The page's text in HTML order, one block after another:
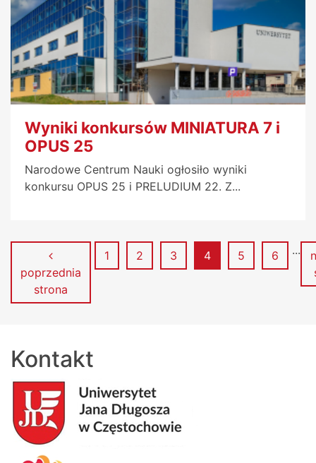
Wyniki konkursów MINIATURA 7 i
OPUS 25
Narodowe Centrum Nauki ogłosiło wyniki
konkursu OPUS 25 i PRELUDIUM 22. Z...
poprzednia
strona
Strona
1 Strona
2 Strona
3 Strona
4 Strona
5 Strona
6 ...
Kontakt